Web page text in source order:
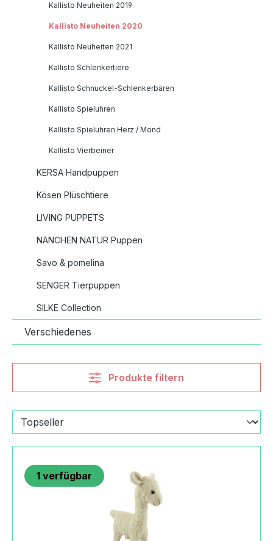
Kallisto Neuheiten 2019
Kallisto Neuheiten 2020
Kallisto Neuheiten 2021
Kallisto Schlenkertiere
Kallisto Schnuckel-Schlenkerbären
Kallisto Spieluhren
Kallisto Spieluhren Herz / Mond
Kallisto Vierbeiner
KERSA Handpuppen
Kösen Plüschtiere
LIVING PUPPETS
NANCHEN NATUR Puppen
Savo & pomelina
SENGER Tierpuppen
SILKE Collection
Verschiedenes
Produkte filtern
1 verfügbar